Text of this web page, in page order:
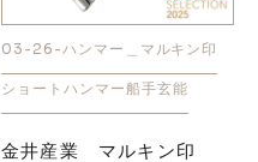
03-26-ハンマー＿マルキン印
ショートハンマー船手玄能
金井産業 マルキン印